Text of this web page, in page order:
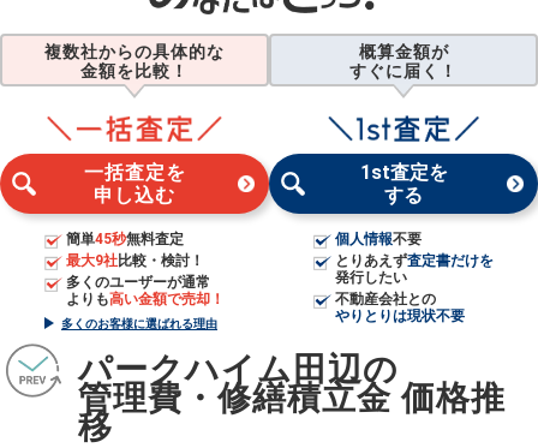
複数社からの具体的な
金額を比較！
一括査定を
申し込む
簡単45秒無料査定
最大9社比較・検討！
多くのユーザーが通常
よりも高い金額で売却！
多くのお客様に選ばれる理由
概算金額が
すぐに届く！
1st査定を
する
個人情報不要
とりあえず査定書だけを
発行したい
不動産会社との
やりとりは現状不要
パークハイム田辺の
管理費・修繕積立金 価格推
移